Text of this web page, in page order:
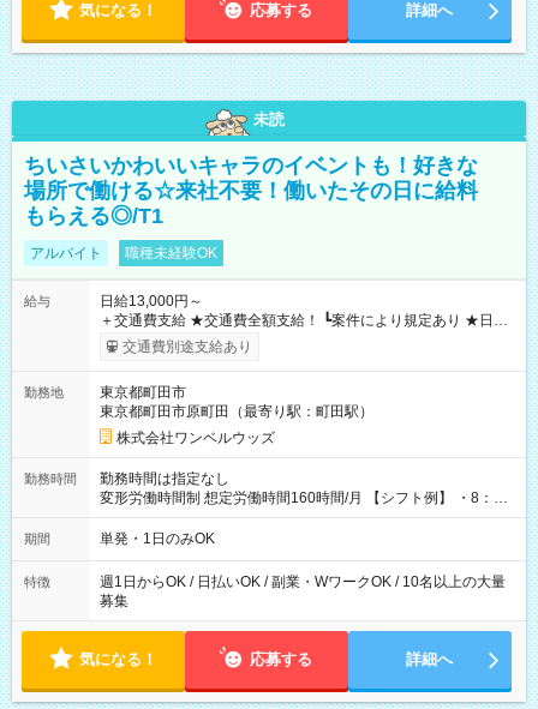
気になる！ 応募する 詳細へ
未読
ちいさいかわいいキャラのイベントも！好きな
場所で働ける☆来社不要！働いたその日に給料
もらえる◎/T1
アルバイト 職種未経験OK
給与
日給13,000円～
＋交通費支給 ★交通費全額支給！ ┗案件により規定あり ★日払
いOK！（規定あり） ┗働いたその日に現金GET♪ お仕事後はコ
ンビニATMから 日払い分を引き落とせます！ 【試用期間】試
交通費別途支給あり
勤務地
東京都町田市
東京都町田市原町田（最寄り駅：町田駅）
株式会社ワンベルウッズ
勤務時間
勤務時間は指定なし
変形労働時間制 想定労働時間160時間/月 【シフト例】 ・8：00
～21：00
期間 単発・1日のみOK
特徴
週1日からOK / 日払いOK / 副業・WワークOK / 10名以上の大量
募集
気になる！ 応募する 詳細へ